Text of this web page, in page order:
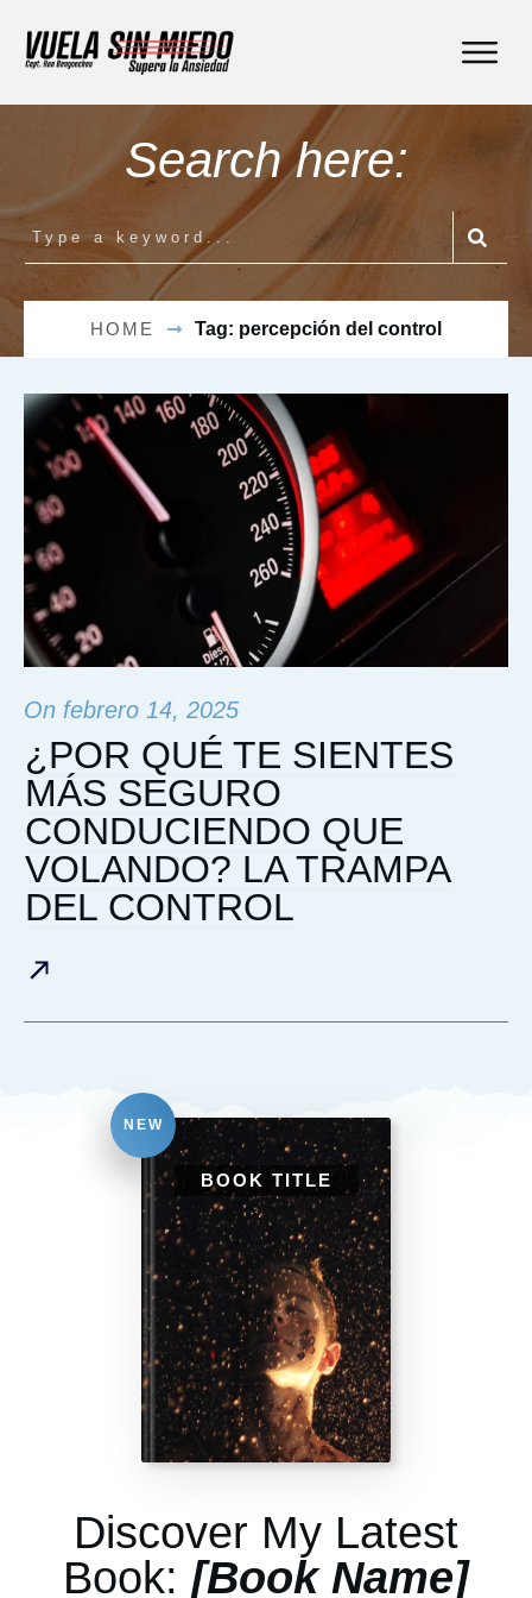
Search here:
HOME Tag: percepción del control
On febrero 14, 2025
¿POR QUÉ TE SIENTES
MÁS SEGURO
CONDUCIENDO QUE
VOLANDO? LA TRAMPA
DEL CONTROL
Discover My Latest
Book: [Book Name]
NEW
BOOK TITLE